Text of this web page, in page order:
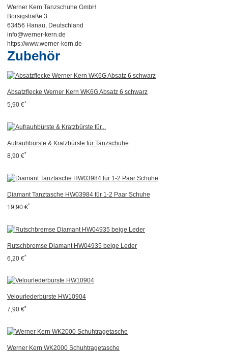
Werner Kern Tanzschuhe GmbH
Borsigstraße 3
63456 Hanau, Deutschland
info@werner-kern.de
https://www.werner-kern.de
Zubehör
Absatzflecke Werner Kern WK6G Absatz 6 schwarz
5,90 €*
Aufrauhbürste & Kratzbürste für Tanzschuhe
8,90 €*
Diamant Tanztasche HW03984 für 1-2 Paar Schuhe
19,90 €*
Rutschbremse Diamant HW04935 beige Leder
6,20 €*
Velourlederbürste HW10904
7,90 €*
Werner Kern WK2000 Schuhtragetasche